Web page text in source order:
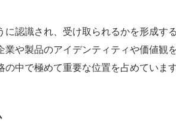
認識され、受け取られるかを形成す
や製品のアイデンティティや価値観
中で極めて重要な位置を占めています